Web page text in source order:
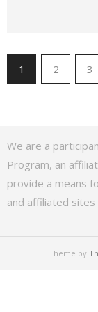
1 2 3
We are a
Program, an
provide a means
and affiliated sites
Theme by